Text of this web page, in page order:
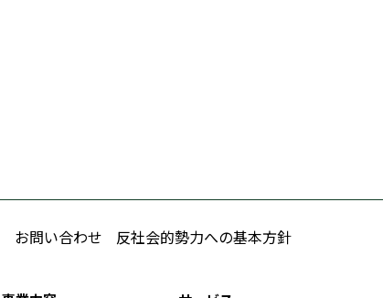
お問い合わせ 反社会的勢力への基本方針